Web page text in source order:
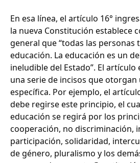
En esa línea, el artículo 16°
la nueva Constitución establece
general que “todas las personas
educación. La educación es un
ineludible del Estado”. El
una serie de incisos que otorgan
específica. Por ejemplo, el
debe regirse este principio, el
educación se regirá por los
cooperación, no discriminación,
participación, solidaridad,
de género, pluralismo y los